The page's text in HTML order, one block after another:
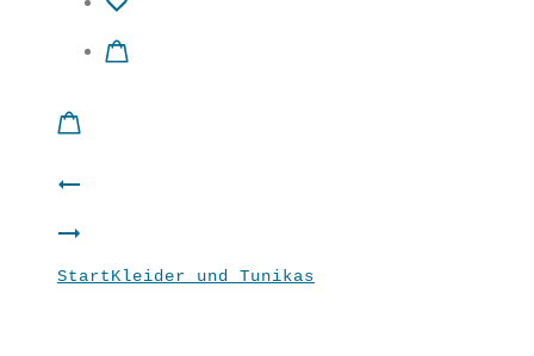
Product
navigation
grau
Hose
Marlene
StartKleider und Tunikas